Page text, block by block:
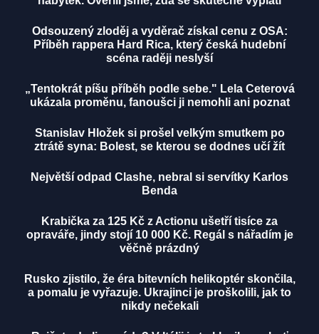
Odsouzený zloděj a vyděrač získal cenu z OSA:
Příběh rappera Hard Rica, který česká hudební
scéna raději neslyší
„Tentokrát píšu příběh podle sebe." Lela Ceterová
ukázala proměnu, fanoušci ji nemohli ani poznat
Stanislav Hložek si prošel velkým smutkem po
ztrátě syna: Bolest, se kterou se dodnes učí žít
Největší odpad Clashe, nebral si servítky Karlos
Benda
Krabička za 125 Kč z Actionu ušetří tisíce za
opraváře, jindy stojí 10 000 Kč. Regál s nářadím je
věčně prázdný
Rusko zjistilo, že éra bitevních helikoptér skončila,
a pomalu je vyřazuje. Ukrajinci je proškolili, jak to
nikdy nečekali